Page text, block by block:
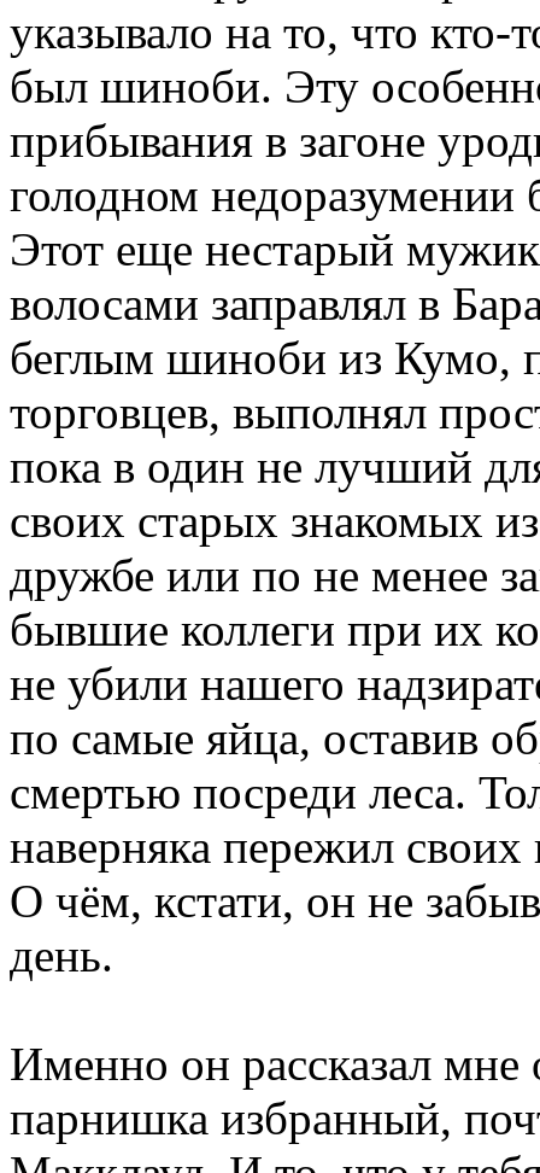
указывало на то, что кто-
был шиноби. Эту
прибывания в загоне
голодном недоразумении
Этот еще нестарый
волосами заправлял в
беглым шиноби из Кумо,
торговцев, выполнял
пока в один не лучший
своих старых знакомых
дружбе или по не менее
бывшие коллеги при их
не убили нашего
по самые яйца, оставив
смертью посреди леса.
наверняка пережил своих
О чём, кстати, он не
день.
Именно он рассказал
парнишка избранный,